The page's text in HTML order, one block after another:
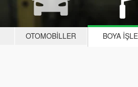
OTOMOBILLER BOYA